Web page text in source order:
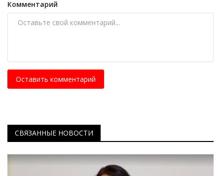
Комментарий
Оставить комментарий
СВЯЗАННЫЕ НОВОСТИ